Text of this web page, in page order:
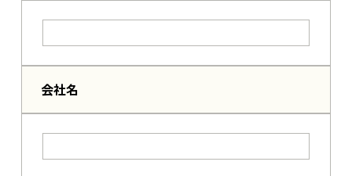
会社名